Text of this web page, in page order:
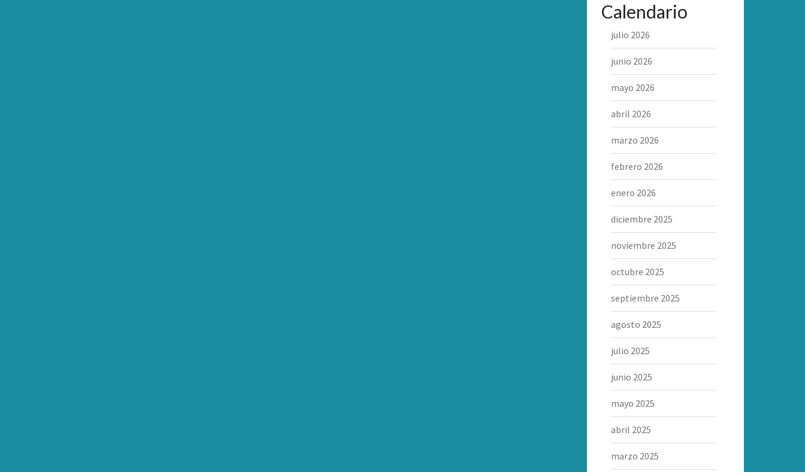
Calendario
julio 2026
junio 2026
mayo 2026
abril 2026
marzo 2026
febrero 2026
enero 2026
diciembre 2025
noviembre 2025
octubre 2025
septiembre 2025
agosto 2025
julio 2025
junio 2025
mayo 2025
abril 2025
marzo 2025